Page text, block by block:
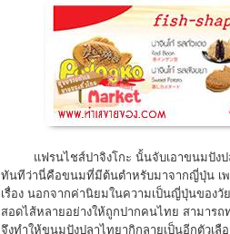
แฟรนไชส์ปาจิงโกะ นั้นจับเอาขนมปังปล
ทันทีว่านี่คือขนมที่มีต้นตำหรับมาจากญี่ปุ่น เพ
เรื่อง นอกจากค่านิยมในความเป็นญี่ปุ่นของ
สอดไส้หลายอย่างให้ถูกปากคนไทย สามาร
จึงทำให้ขนมปังปลาไทยากิกลายเป็นอีกตัวเ